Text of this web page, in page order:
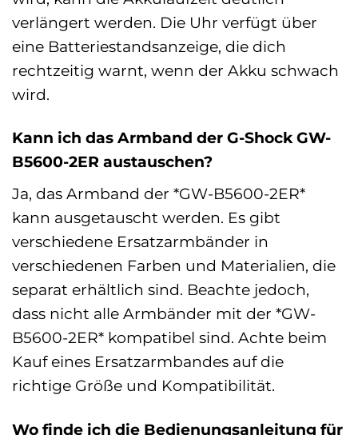
verlängert werden. Die Uhr verfügt über
eine Batteriestandsanzeige, die dich
rechtzeitig warnt, wenn der Akku schwach
wird.
Kann ich das Armband der G-Shock GW-
B5600-2ER austauschen?
Ja, das Armband der *GW-B5600-2ER*
kann ausgetauscht werden. Es gibt
verschiedene Ersatzarmbänder in
verschiedenen Farben und Materialien, die
separat erhältlich sind. Beachte jedoch,
dass nicht alle Armbänder mit der *GW-
B5600-2ER* kompatibel sind. Achte beim
Kauf eines Ersatzarmbandes auf die
richtige Größe und Kompatibilität.
Wo finde ich die Bedienungsanleitung für